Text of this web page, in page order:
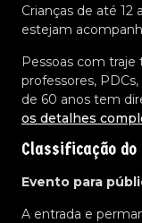
Crianças de até
estejam
Pessoas com traje
professores,
de 60 anos tem
os detalhes
Classificação do
Evento para
A entrada e